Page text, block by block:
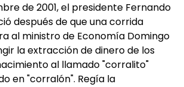
de 2001, el presidente Fernando
después de que una corrida
al ministro de Economía Domingo
la extracción de dinero de los
al llamado "corralito"
en "corralón". Regía la